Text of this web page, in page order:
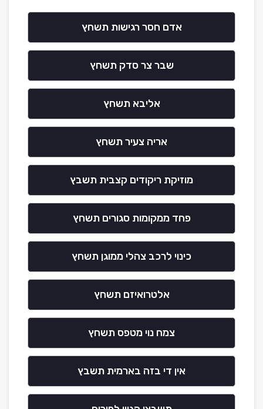
אדם חסר רגישות תשחץ
שבר צר סדק תשחץ
אליבא תשחץ
אריה צעיר תשחץ
מוזיקת ריקודים קצבית תשבץ
פחד ממקומות סגורים תשחץ
כינוי לרכב צהלי ממוגן תשחץ
אלטרואיזם תשחץ
צמח נוי מטפס תשחץ
אין די בזה בארמית תשבץ